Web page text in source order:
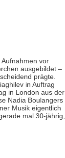
vor
ausgebildet –
prägte.
in Auftrag
in London aus der
Nadia Boulangers
Musik eigentlich
mal 30-jährig,